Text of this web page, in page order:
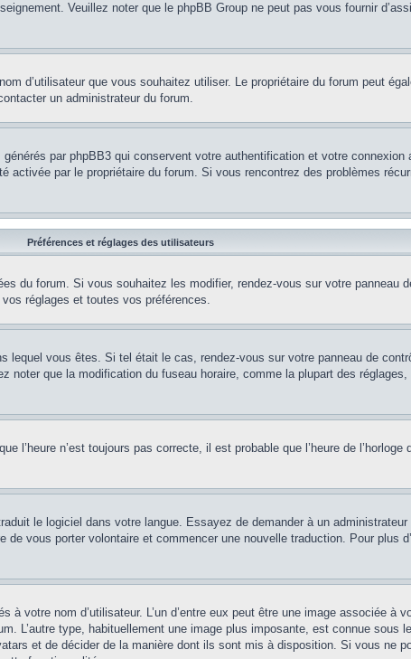
Veuillez noter que le phpBB Group ne peut pas vous fournir
d’utilisateur que vous souhaitez utiliser. Le propriétaire du forum peut
un administrateur du forum.
par phpBB3 qui conservent votre authentification et votre
par le propriétaire du forum. Si vous rencontrez des problèmes
Préférences et réglages des utilisateurs
du forum. Si vous souhaitez les modifier, rendez-vous sur votre panneau
réglages et toutes vos préférences.
lequel vous êtes. Si tel était le cas, rendez-vous sur votre panneau de
que la modification du fuseau horaire, comme la plupart des
l’heure n’est toujours pas correcte, il est probable que l’heure de
le logiciel dans votre langue. Essayez de demander à un
vous porter volontaire et commencer une nouvelle traduction. Pour plus
votre nom d’utilisateur. L’un d’entre eux peut être une image associée à
L’autre type, habituellement une image plus imposante, est connue sous
et de décider de la manière dont ils sont mis à disposition. Si vous ne